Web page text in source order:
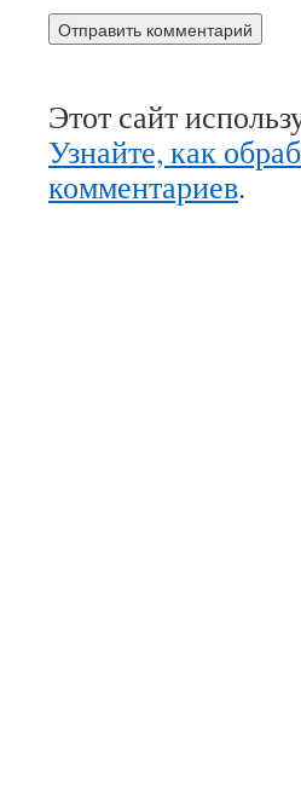
Этот сайт
Узнайте, как
комментариев.